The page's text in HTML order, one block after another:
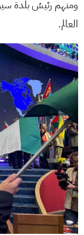
ومنهم رئيسُ بلدة
العالم.